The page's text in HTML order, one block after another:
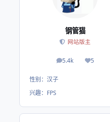
钢管猫
网站版主
5.4k
帖子 5
荣誉积分
性别： 汉子
兴趣： FPS